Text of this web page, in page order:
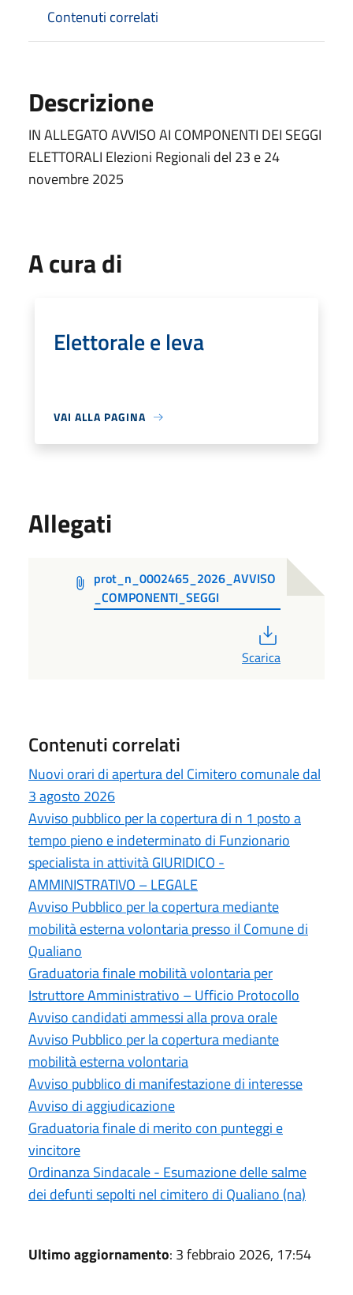
Contenuti correlati
Descrizione
IN ALLEGATO AVVISO AI COMPONENTI DEI SEGGI
ELETTORALI Elezioni Regionali del 23 e 24
novembre 2025
A cura di
Elettorale e leva
VAI ALLA PAGINA
Allegati
prot_n_0002465_2026_AVVISO
_COMPONENTI_SEGGI
Scarica
Contenuti correlati
Nuovi orari di apertura del Cimitero comunale dal
3 agosto 2026
Avviso pubblico per la copertura di n 1 posto a
tempo pieno e indeterminato di Funzionario
specialista in attività GIURIDICO -
AMMINISTRATIVO – LEGALE
Avviso Pubblico per la copertura mediante
mobilità esterna volontaria presso il Comune di
Qualiano
Graduatoria finale mobilità volontaria per
Istruttore Amministrativo – Ufficio Protocollo
Avviso candidati ammessi alla prova orale
Avviso Pubblico per la copertura mediante
mobilità esterna volontaria
Avviso pubblico di manifestazione di interesse
Avviso di aggiudicazione
Graduatoria finale di merito con punteggi e
vincitore
Ordinanza Sindacale - Esumazione delle salme
dei defunti sepolti nel cimitero di Qualiano (na)
Ultimo aggiornamento: 3 febbraio 2026, 17:54